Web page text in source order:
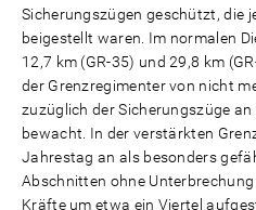
Sicherungszügen geschützt, die
beigestellt waren. Im normalen
12,7 km (GR-35) und 29,8 km
der Grenzregimenter von nicht
zuzüglich der Sicherungszüge
bewacht. In der verstärkten
Jahrestag an als besonders
Abschnitten ohne
Kräfte um etwa ein Viertel